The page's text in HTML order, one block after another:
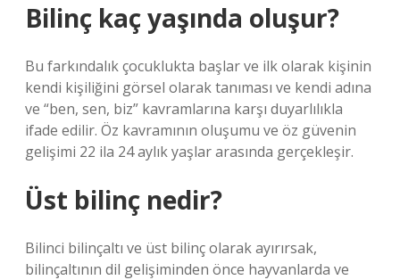
Bilinç kaç yaşında oluşur?
Bu farkındalık çocuklukta başlar ve ilk olarak kişinin
kendi kişiliğini görsel olarak tanıması ve kendi adına
ve “ben, sen, biz” kavramlarına karşı duyarlılıkla
ifade edilir. Öz kavramının oluşumu ve öz güvenin
gelişimi 22 ila 24 aylık yaşlar arasında gerçekleşir.
Üst bilinç nedir?
Bilinci bilinçaltı ve üst bilinç olarak ayırırsak,
bilinçaltının dil gelişiminden önce hayvanlarda ve